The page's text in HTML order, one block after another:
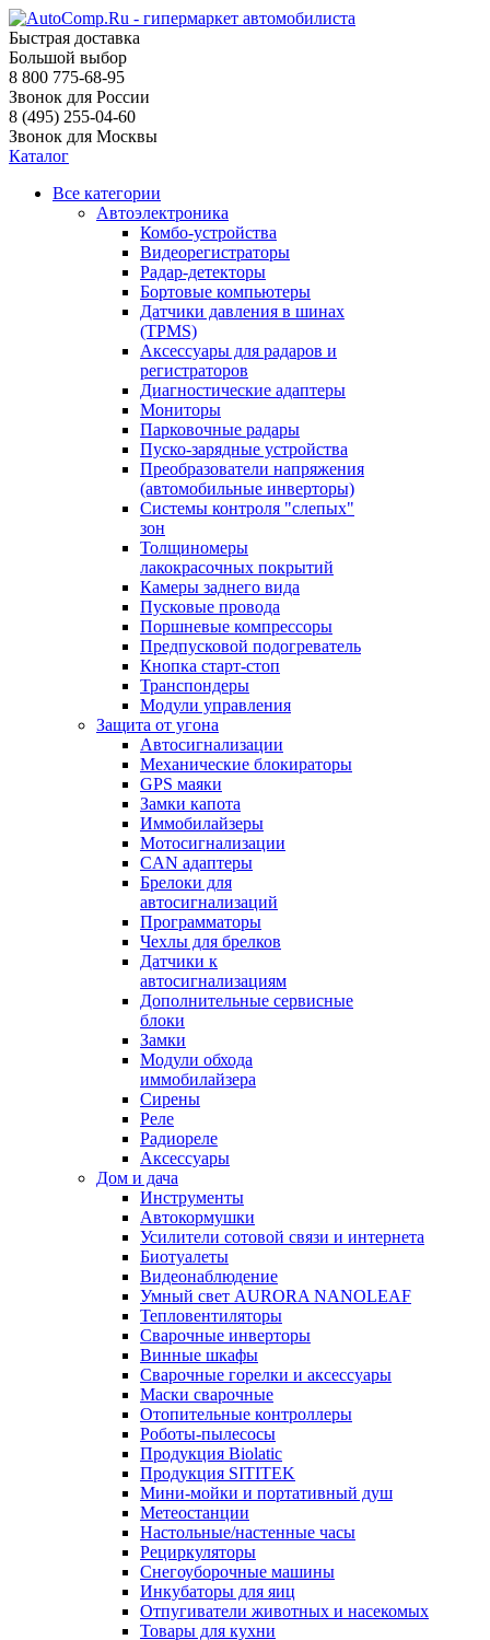
Быстрая доставка
Большой выбор
8 800 775-68-95
Звонок для России
8 (495) 255-04-60
Звонок для Москвы
Каталог
Все категории
Автоэлектроника
Комбо-устройства
Видеорегистраторы
Радар-детекторы
Бортовые компьютеры
Датчики давления в шинах
(TPMS)
Аксессуары для радаров и
регистраторов
Диагностические адаптеры
Мониторы
Парковочные радары
Пуско-зарядные устройства
Преобразователи напряжения
(автомобильные инверторы)
Системы контроля "слепых"
зон
Толщиномеры
лакокрасочных покрытий
Камеры заднего вида
Пусковые провода
Поршневые компрессоры
Предпусковой подогреватель
Кнопка старт-стоп
Транспондеры
Модули управления
Защита от угона
Автосигнализации
Механические блoкираторы
GPS маяки
Замки капота
Иммобилайзеры
Мотосигнализации
CAN адаптеры
Брелоки для
автосигнализаций
Программаторы
Чехлы для брелков
Датчики к
автосигнализациям
Дополнительные сервисные
блоки
Замки
Модули обхода
иммобилайзера
Сирены
Реле
Радиореле
Аксессуары
Дом и дача
Инструменты
Автокормушки
Усилители сотовой связи и интернета
Биотуалеты
Видеонаблюдение
Умный свет AURORA NANOLEAF
Тепловентиляторы
Сварочные инверторы
Винные шкафы
Сварочные горелки и аксессуары
Маски сварочные
Отопительные контроллеры
Роботы-пылесосы
Продукция Biolatic
Продукция SITITEK
Мини-мойки и портативный душ
Метеостанции
Настольные/настенные часы
Рециркуляторы
Снегоуборочные машины
Инкубаторы для яиц
Отпугиватели животных и насекомых
Товары для кухни